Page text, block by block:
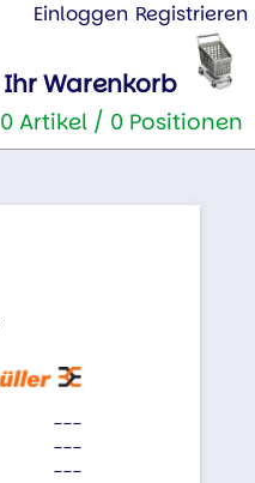
Einloggen Registrieren
Ihr Warenkorb
0 Artikel / 0 Positionen
---
---
---